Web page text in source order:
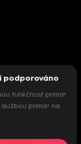
podporováno
funkčnost prima+
prima+ na